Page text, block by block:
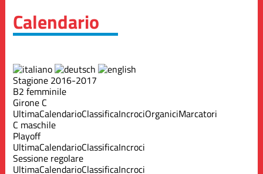
Calendario
Stagione 2016-2017
B2 femminile
Girone C
UltimaCalendarioClassificaIncrociOrganiciMarcatori
C maschile
Playoff
UltimaCalendarioClassificaIncroci
Sessione regolare
UltimaCalendarioClassificaIncroci